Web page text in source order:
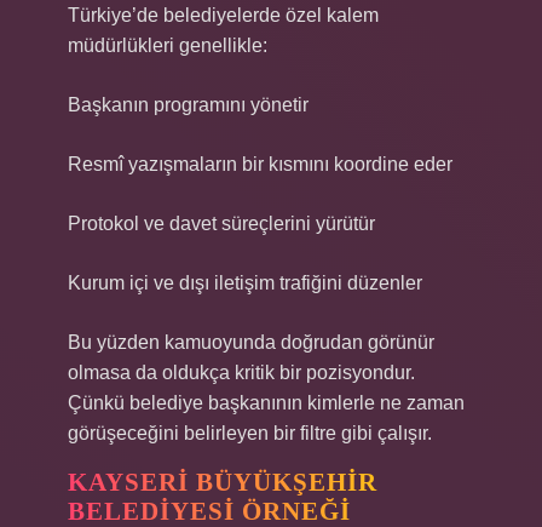
Türkiye’de belediyelerde özel kalem
müdürlükleri genellikle:
Başkanın programını yönetir
Resmî yazışmaların bir kısmını koordine eder
Protokol ve davet süreçlerini yürütür
Kurum içi ve dışı iletişim trafiğini düzenler
Bu yüzden kamuoyunda doğrudan görünür
olmasa da oldukça kritik bir pozisyondur.
Çünkü belediye başkanının kimlerle ne zaman
görüşeceğini belirleyen bir filtre gibi çalışır.
KAYSERI BÜYÜKŞEHIR
BELEDIYESI ÖRNEĞI